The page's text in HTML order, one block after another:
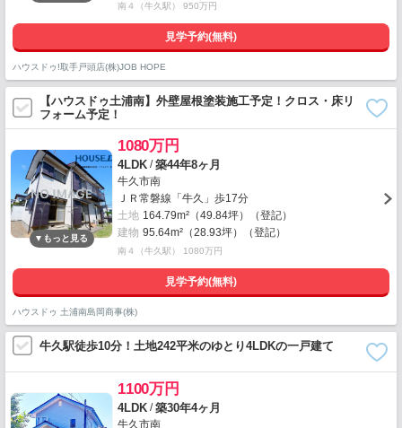
南４（牛久駅） 950万円
見学予約(無料)
ハウスドゥ!取手戸頭店(株)JOB HOPE
【ハウスドゥ土浦南】外壁屋根塗装施工予定！クロス・床リ
フォーム予定！
1080万円
4LDK /築44年8ヶ月
牛久市南
ＪＲ常磐線「牛久」歩17分
土地 164.79m²（49.84坪）（登記）
建物 95.64m²（28.93坪）（登記）
南４（牛久駅） 1080万円
見学予約(無料)
ハウスドゥ 土浦南島岡商事(株)
牛久駅徒歩10分！土地242平米のゆとり4LDKの一戸建て
1100万円
4LDK /築30年4ヶ月
牛久市南